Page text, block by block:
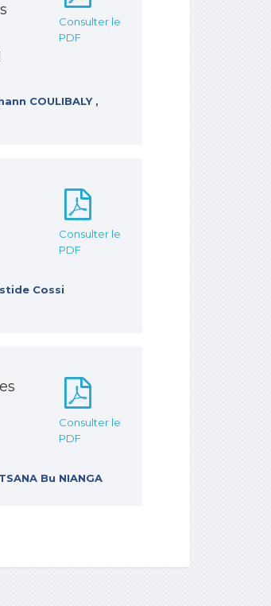
Consulter le
PDF
COULIBALY ,
Consulter le
PDF
Cossi
Consulter le
PDF
Bu NIANGA